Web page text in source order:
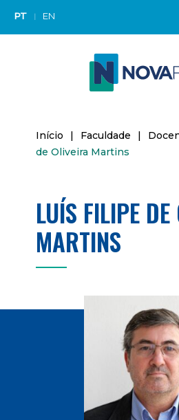
PT EN
Início | Faculdade |
de Oliveira Martins
LUÍS FILIPE
MARTINS